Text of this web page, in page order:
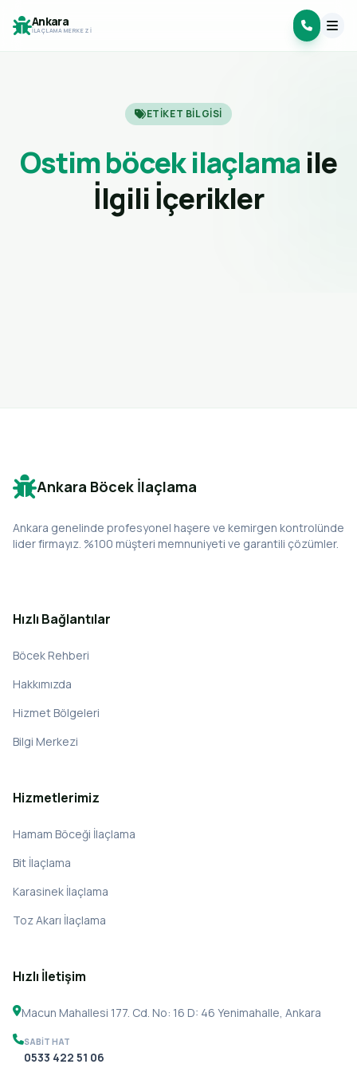
Ankara
İLAÇLAMA MERKEZI
ETIKET BILGISI
Ostim böcek ilaçlama ile
İlgili İçerikler
Ankara Böcek İlaçlama
Ankara genelinde profesyonel haşere ve kemirgen kontrolünde
lider firmayız. %100 müşteri memnuniyeti ve garantili çözümler.
Hızlı Bağlantılar
Böcek Rehberi
Hakkımızda
Hizmet Bölgeleri
Bilgi Merkezi
Hizmetlerimiz
Hamam Böceği İlaçlama
Bit İlaçlama
Karasinek İlaçlama
Toz Akarı İlaçlama
Hızlı İletişim
Macun Mahallesi 177. Cd. No: 16 D: 46 Yenimahalle, Ankara
SABIT HAT
0533 422 51 06